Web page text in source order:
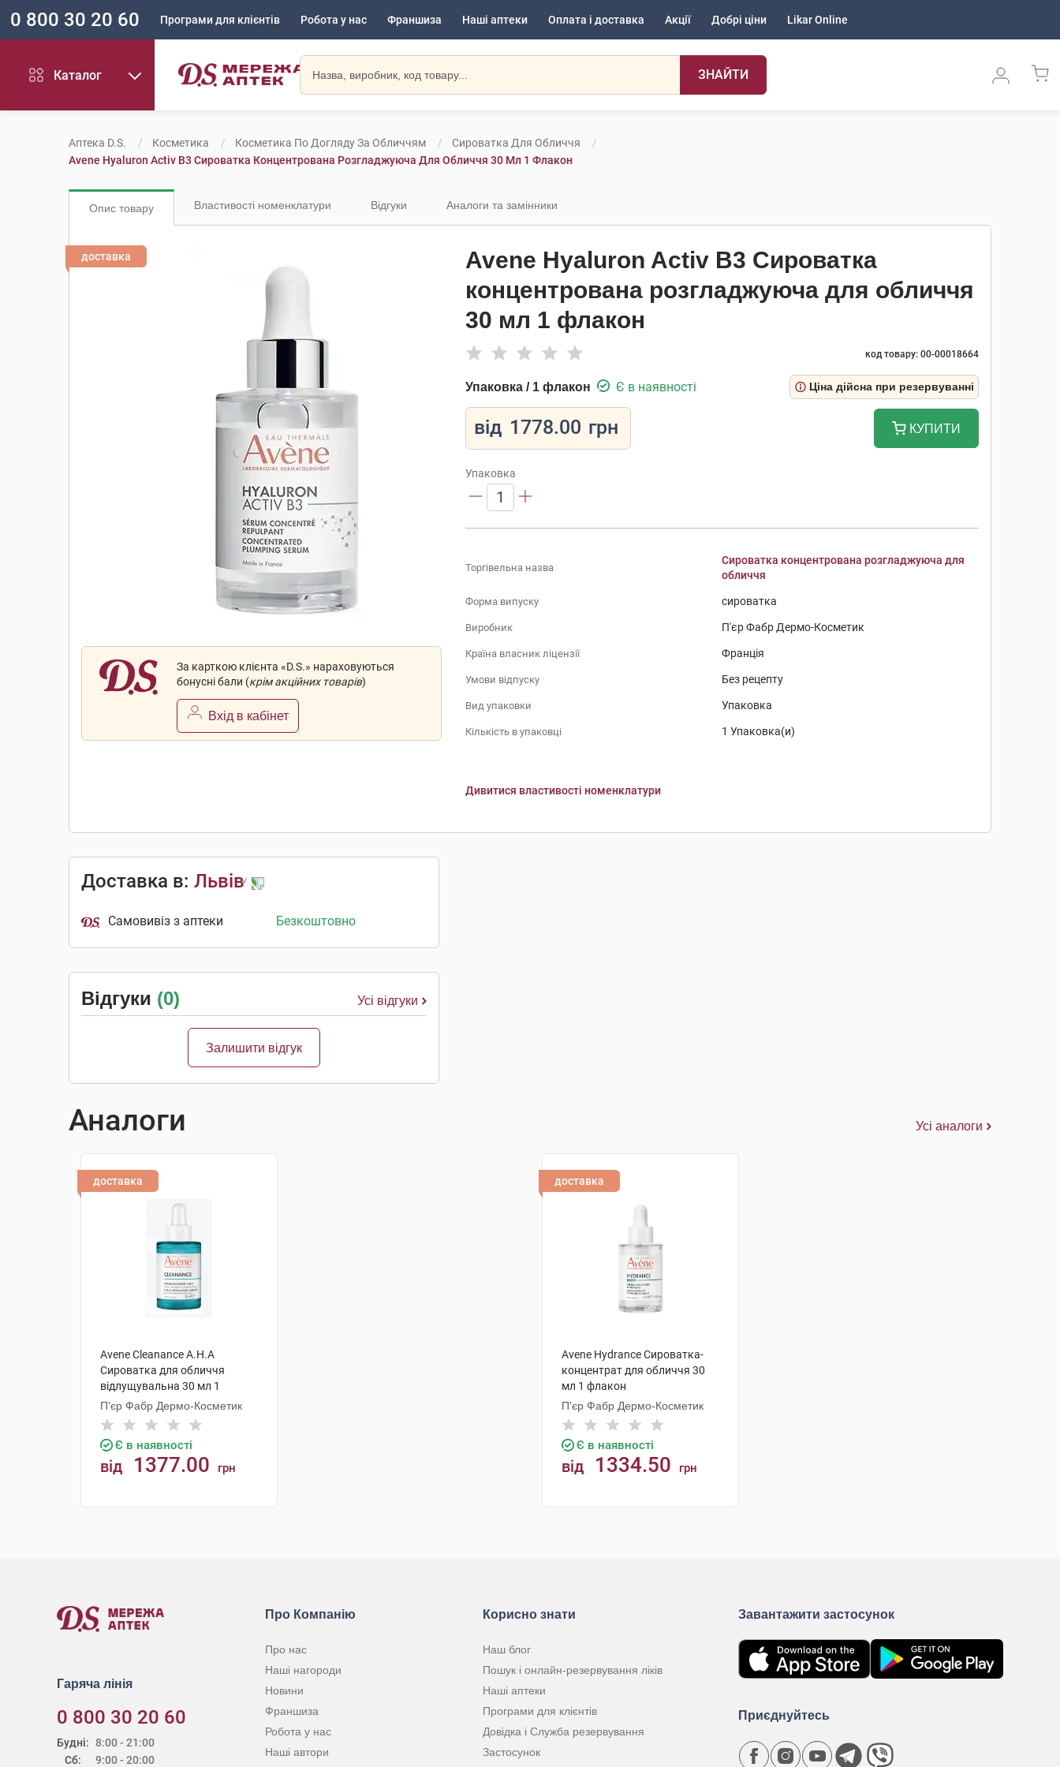
0 800 30 20 60 Програми для клієнтів Робота у нас Франшиза Наші аптеки Оплата і доставка Акції Добрі ціни Likar Online
Каталог ЗНАЙТИ
Аптека D.S. Косметика Косметика По Догляду За Обличчям
Сироватка Для Обличчя
Avene Hyaluron Activ B3 Сироватка Концентрована Розгладжуюча Для Обличчя 30 Мл 1 Флакон
Опис товару Властивості номенклатури Відгуки Аналоги та замінники
доставка
За карткою клієнта «D.S.» нараховуються
бонусні бали (крім акційних товарів)
Вхід в кабінет
Avene Hyaluron Activ B3 Сироватка
концентрована розгладжуюча для обличчя
30 мл 1 флакон
код товару: 00-00018664
Упаковка / 1 флакон Є в наявності Ціна дійсна при резервуванні
від 1778.00 грн КУПИТИ
Упаковка
1
Торгівельна назва
Сироватка концентрована розгладжуюча для
обличчя
Форма випуску сироватка
Виробник П'єр Фабр Дермо-Косметик
Країна власник ліцензії Франція
Умови відпуску Без рецепту
Вид упаковки Упаковка
Кількість в упаковці 1 Упаковка(и)
Дивитися властивості номенклатури
Доставка в: Львів
Самовивіз з аптеки Безкоштовно
Відгуки (0) Усі відгуки
Залишити відгук
Аналоги Усі аналоги
доставка
Avene Cleanance A.H.A
Сироватка для обличчя
відлущувальна 30 мл 1
флакон
П'єр Фабр Дермо-Косметик
Є в наявності
від 1377.00 грн
доставка
Avene Hydrance Сироватка-
концентрат для обличчя 30
мл 1 флакон
П'єр Фабр Дермо-Косметик
Є в наявності
від 1334.50 грн
Гаряча лінія
0 800 30 20 60
Будні:
Сб:
8:00 - 21:00
9:00 - 20:00
Про Компанію
Про нас
Наші нагороди
Новини
Франшиза
Робота у нас
Наші автори
Корисно знати
Наш блог
Пошук і онлайн-резервування ліків
Наші аптеки
Програми для клієнтів
Довідка і Служба резервування
Застосунок
Завантажити застосунок
Приєднуйтесь